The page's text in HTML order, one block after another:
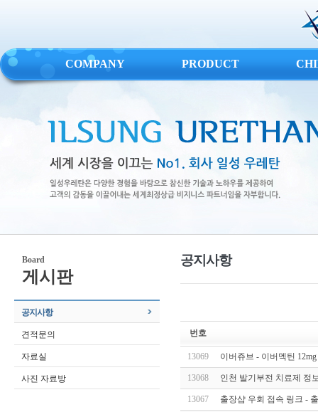
COMPANY PRODUCT
Board
게시판
공지사항
견적문의
자료실
사진 자료방
공지사항
번호
13069 이버쥬브 - 이버멕틴
13068 인천 발기부전 치료제 정
13067 출장샵 우회 접속 링크 -